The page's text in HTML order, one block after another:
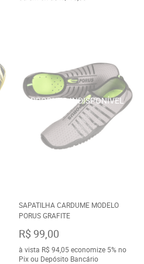
SAPATILHA CARDUME MODELO
PORUS GRAFITE
R$ 99,00
à vista R$ 94,05economize 5%no
Pix ou Depósito Bancário